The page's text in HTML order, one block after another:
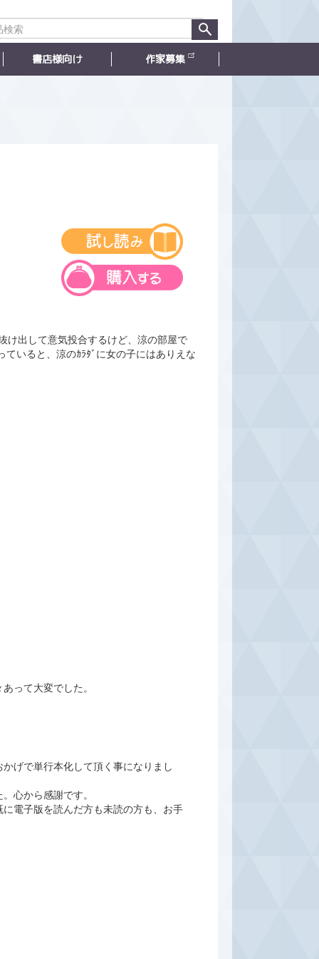
書店様向け 作家募集
け出して意気投合するけど、涼の部屋で
いると、涼のｶﾗﾀﾞに女の子にはありえな
って大変でした。
げで単行本化して頂く事になりまし
心から感謝です。
電子版を読んだ方も未読の方も、お手